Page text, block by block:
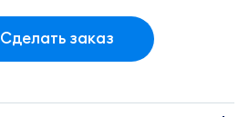
Сделать заказ